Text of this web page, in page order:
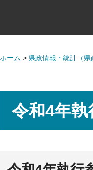
ホーム > 県政情報・統計（県
令和4年